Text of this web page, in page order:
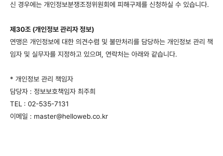
신 경우에는 개인정보분쟁조정위원회에 피해구제를 신청하실 수 있습니다.
제30조 (개인정보 관리자 정보)
연맹은 개인정보에 대한 의견수렴 및 불만처리를 담당하는 개인정보 관리 책
임자 및 실무자를 지정하고 있으며, 연락처는 아래와 같습니다.
* 개인정보 관리 책임자
담당자 : 정보보호책임자 최주희
TEL : 02-535-7131
이메일 : master@helloweb.co.kr